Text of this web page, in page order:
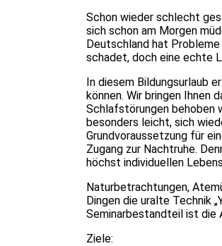
Schon wieder schlecht
sich schon am Morgen
Deutschland hat
schadet, doch eine echte
In diesem Bildungsurlaub
können. Wir bringen Ihnen
Schlafstörungen behoben
besonders leicht, sich
Grundvoraussetzung für
Zugang zur Nachtruhe.
höchst individuellen
Naturbetrachtungen,
Dingen die uralte Technik
Seminarbestandteil ist die
Ziele: